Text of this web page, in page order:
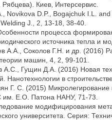
Киев, Интерсервис.
Novikova D.P., Bogajchuk I.L.
J., 2, 13-18, 38-40.
процесса
источника тепла и
А.А., Соколов Г.Н. и др. (2016)
машин, 4, 2, 99-101.
Гущин Д.А. (2016) Новая
Нанотехнологии в
Г. С. (2015)
им. Е.О. Патона НАНУ, 71-73.
модифицирования
университета. Серия: